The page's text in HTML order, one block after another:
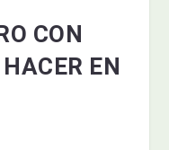
CON
EN